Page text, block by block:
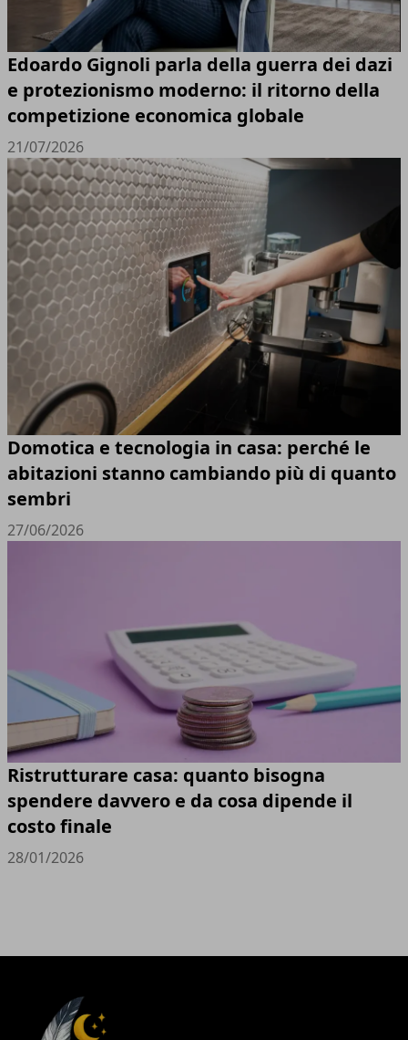
Edoardo Gignoli parla della guerra dei dazi
e protezionismo moderno: il ritorno della
competizione economica globale
21/07/2026
Domotica e tecnologia in casa: perché le
abitazioni stanno cambiando più di quanto
sembri
27/06/2026
Ristrutturare casa: quanto bisogna
spendere davvero e da cosa dipende il
costo finale
28/01/2026